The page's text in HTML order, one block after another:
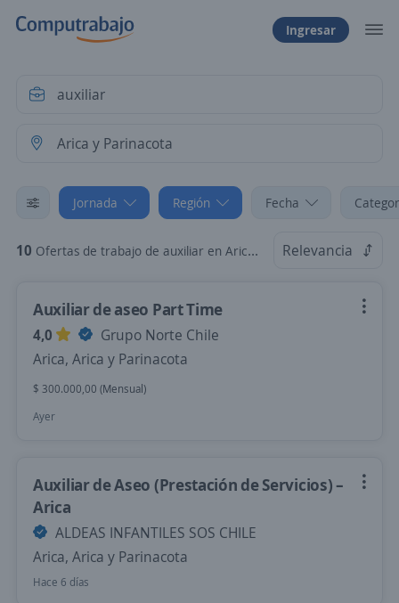
Ingresar
Jornada Región Fecha
10 Ofertas de trabajo de auxiliar en Arica y Parinacota: Jornada part time Relevancia
Auxiliar de aseo Part Time
4,0
Grupo Norte Chile
Arica, Arica y Parinacota
$ 300.000,00 (Mensual)
Ayer
Auxiliar de Aseo (Prestación de Servicios) –
Arica
ALDEAS INFANTILES SOS CHILE
Arica, Arica y Parinacota
Hace 6 días